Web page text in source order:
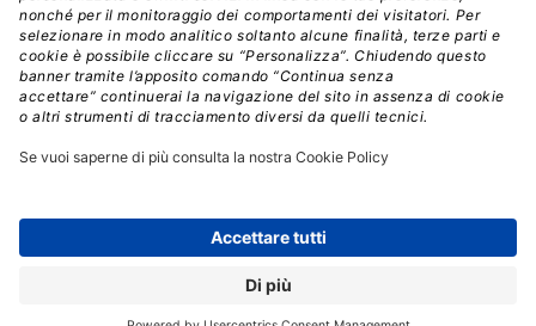
Le prime funzionalità che abbiamo sviluppato sono
state focalizzate principalmente sulle presenze, sia in
termini di rilevazione che di gestione: ad esempio
abbiamo inserito elementi innovativi come la verifica
della posizione GPS da remoto e la transizione da
A quel punto, il passo più naturale è stato di avvicinarci
al mondo payroll realizzando integrazioni verso i
software per l’elaborazione dei cedolini, non solo per